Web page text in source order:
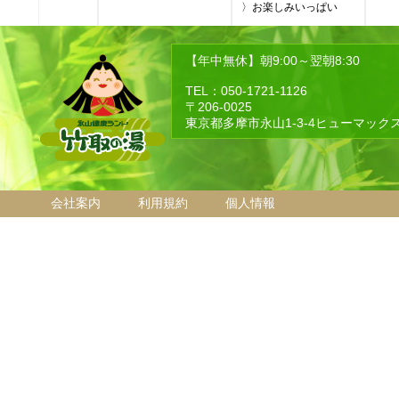
〉お楽しみいっぱい
【年中無休】朝9:00～翌朝8:30
TEL：050-1721-1126
〒206-0025
東京都多摩市永山1-3-4ヒューマック
会社案内 利用規約 個人情報